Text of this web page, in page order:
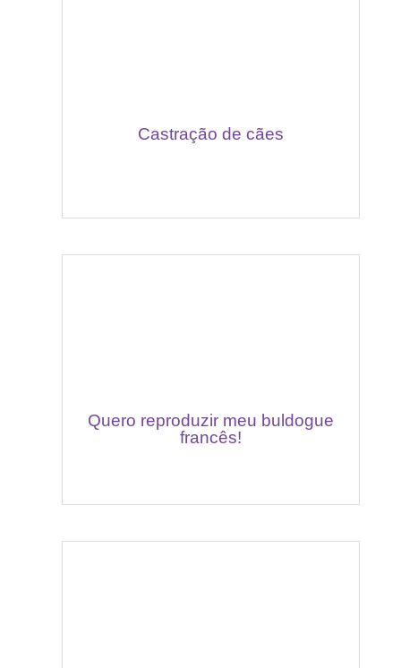
Castração de cães
Quero reproduzir meu buldogue
francês!